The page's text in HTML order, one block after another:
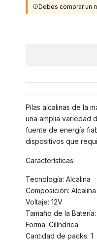
Debes comprar un
Pilas alcalinas de la
una amplia variedad
fuente de energía
dispositivos que
Características:
Tecnología: Alcalina
Composición: Alcalina
Voltaje: 12V
Tamaño de la
Forma: Cilíndrica
Cantidad de packs: 1